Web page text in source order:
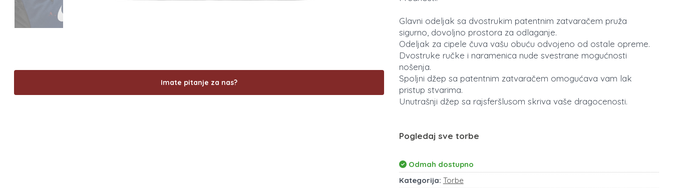
Imate pitanje za nas?
Glavni odeljak sa dvostrukim patentnim zatvaračem pruža
sigurno, dovoljno prostora za odlaganje.
Odeljak za cipele čuva vašu obuću odvojeno od ostale opreme.
Dvostruke ručke i naramenica nude svestrane mogućnosti
nošenja.
Spoljni džep sa patentnim zatvaračem omogućava vam lak
pristup stvarima.
Unutrašnji džep sa rajsferšlusom skriva vaše dragocenosti.
Pogledaj sve torbe
Odmah dostupno
Kategorija: Torbe